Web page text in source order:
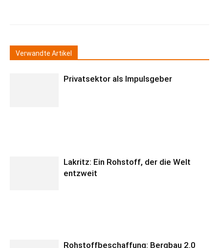
Verwandte Artikel
Privatsektor als Impulsgeber
Lakritz: Ein Rohstoff, der die Welt
entzweit
Rohstoffbeschaffung: Bergbau 2.0